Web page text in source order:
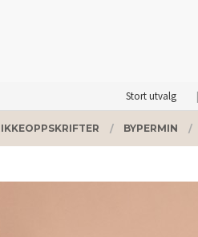
Stort utvalg
BYPERMIN